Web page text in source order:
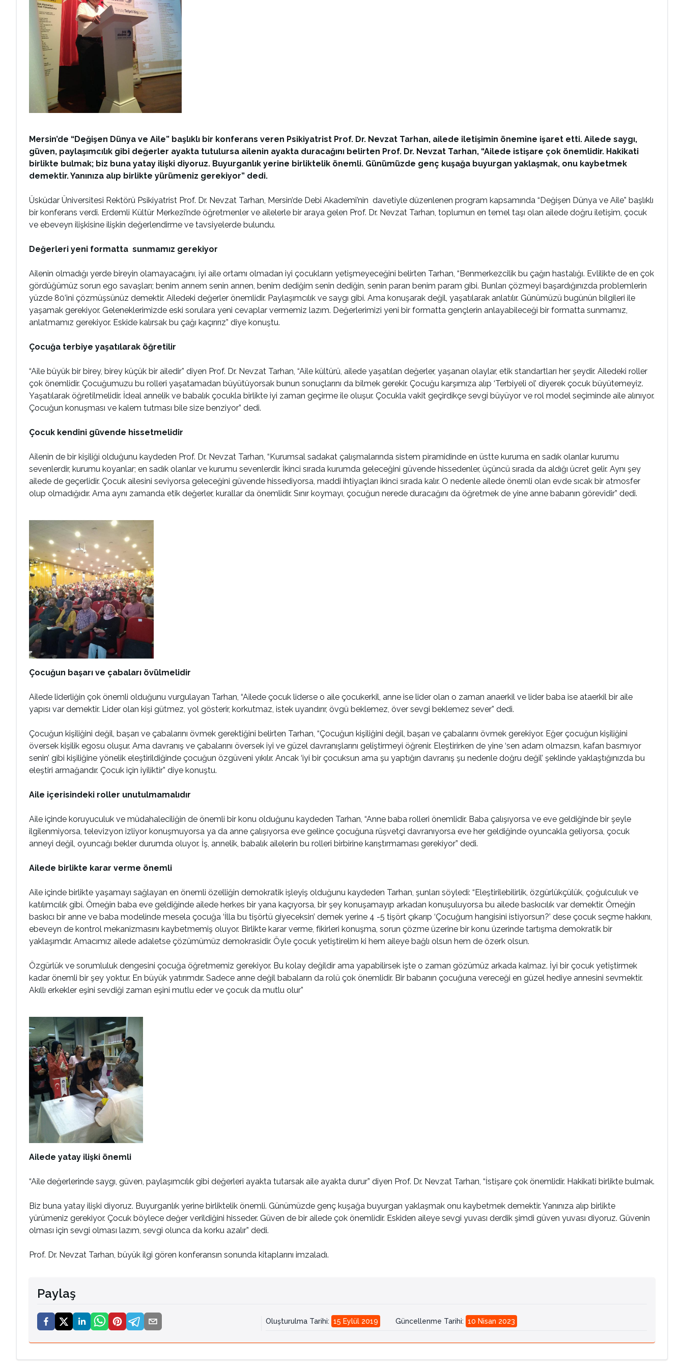
Mersin’de “Değişen Dünya ve Aile” başlıklı bir konferans veren Psikiyatrist Prof. Dr. Nevzat Tarhan, ailede iletişimin önemine işaret etti. Ailede saygı,
güven, paylaşımcılık gibi değerler ayakta tutulursa ailenin ayakta duracağını belirten Prof. Dr. Nevzat Tarhan, “Ailede istişare çok önemlidir. Hakikati
birlikte bulmak; biz buna yatay ilişki diyoruz. Buyurganlık yerine birliktelik önemli. Günümüzde genç kuşağa buyurgan yaklaşmak, onu kaybetmek
demektir. Yanınıza alıp birlikte yürümeniz gerekiyor” dedi.
Üsküdar Üniversitesi Rektörü Psikiyatrist Prof. Dr. Nevzat Tarhan, Mersin’de Debi Akademi’nin davetiyle düzenlenen program kapsamında “Değişen Dünya ve Aile” başlıklı
bir konferans verdi. Erdemli Kültür Merkezi’nde öğretmenler ve ailelerle bir araya gelen Prof. Dr. Nevzat Tarhan, toplumun en temel taşı olan ailede doğru iletişim, çocuk
ve ebeveyn ilişkisine ilişkin değerlendirme ve tavsiyelerde bulundu.
Değerleri yeni formatta sunmamız gerekiyor
Ailenin olmadığı yerde bireyin olamayacağını, iyi aile ortamı olmadan iyi çocukların yetişmeyeceğini belirten Tarhan, “Benmerkezcilik bu çağın hastalığı. Evlilikte de en çok
gördüğümüz sorun ego savaşları; benim annem senin annen, benim dediğim senin dediğin, senin paran benim param gibi. Bunları çözmeyi başardığınızda problemlerin
yüzde 80’ini çözmüşsünüz demektir. Ailedeki değerler önemlidir. Paylaşımcılık ve saygı gibi. Ama konuşarak değil, yaşatılarak anlatılır. Günümüzü bugünün bilgileri ile
yaşamak gerekiyor. Geleneklerimizde eski sorulara yeni cevaplar vermemiz lazım. Değerlerimizi yeni bir formatta gençlerin anlayabileceği bir formatta sunmamız,
anlatmamız gerekiyor. Eskide kalırsak bu çağı kaçırırız” diye konuştu.
Çocuğa terbiye yaşatılarak öğretilir
“Aile büyük bir birey, birey küçük bir ailedir” diyen Prof. Dr. Nevzat Tarhan, “Aile kültürü, ailede yaşatılan değerler, yaşanan olaylar, etik standartları her şeydir. Ailedeki roller
çok önemlidir. Çocuğumuzu bu rolleri yaşatamadan büyütüyorsak bunun sonuçlarını da bilmek gerekir. Çocuğu karşımıza alıp ‘Terbiyeli ol’ diyerek çocuk büyütemeyiz.
Yaşatılarak öğretilmelidir. İdeal annelik ve babalık çocukla birlikte iyi zaman geçirme ile oluşur. Çocukla vakit geçirdikçe sevgi büyüyor ve rol model seçiminde aile alınıyor.
Çocuğun konuşması ve kalem tutması bile size benziyor” dedi.
Çocuk kendini güvende hissetmelidir
Ailenin de bir kişiliği olduğunu kaydeden Prof. Dr. Nevzat Tarhan, “Kurumsal sadakat çalışmalarında sistem piramidinde en üstte kuruma en sadık olanlar kurumu
sevenlerdir, kurumu koyanlar; en sadık olanlar ve kurumu sevenlerdir. İkinci sırada kurumda geleceğini güvende hissedenler, üçüncü sırada da aldığı ücret gelir. Aynı şey
ailede de geçerlidir. Çocuk ailesini seviyorsa geleceğini güvende hissediyorsa, maddi ihtiyaçları ikinci sırada kalır. O nedenle ailede önemli olan evde sıcak bir atmosfer
olup olmadığıdır. Ama aynı zamanda etik değerler, kurallar da önemlidir. Sınır koymayı, çocuğun nerede duracağını da öğretmek de yine anne babanın görevidir” dedi.
Çocuğun başarı ve çabaları övülmelidir
Ailede liderliğin çok önemli olduğunu vurgulayan Tarhan, “Ailede çocuk liderse o aile çocukerkil, anne ise lider olan o zaman anaerkil ve lider baba ise ataerkil bir aile
yapısı var demektir. Lider olan kişi gütmez, yol gösterir, korkutmaz, istek uyandırır, övgü beklemez, över sevgi beklemez sever” dedi.
Çocuğun kişiliğini değil, başarı ve çabalarını övmek gerektiğini belirten Tarhan, “Çocuğun kişiliğini değil, başarı ve çabalarını övmek gerekiyor. Eğer çocuğun kişiliğini
översek kişilik egosu oluşur. Ama davranış ve çabalarını översek iyi ve güzel davranışlarını geliştirmeyi öğrenir. Eleştirirken de yine ‘sen adam olmazsın, kafan basmıyor
senin’ gibi kişiliğine yönelik eleştirildiğinde çocuğun özgüveni yıkılır. Ancak ‘iyi bir çocuksun ama şu yaptığın davranış şu nedenle doğru değil’ şeklinde yaklaştığınızda bu
eleştiri armağandır. Çocuk için iyiliktir” diye konuştu.
Aile içerisindeki roller unutulmamalıdır
Aile içinde koruyuculuk ve müdahaleciliğin de önemli bir konu olduğunu kaydeden Tarhan, “Anne baba rolleri önemlidir. Baba çalışıyorsa ve eve geldiğinde bir şeyle
ilgilenmiyorsa, televizyon izliyor konuşmuyorsa ya da anne çalışıyorsa eve gelince çocuğuna rüşvetçi davranıyorsa eve her geldiğinde oyuncakla geliyorsa, çocuk
anneyi değil, oyuncağı bekler durumda oluyor. İş, annelik, babalık ailelerin bu rolleri birbirine karıştırmaması gerekiyor” dedi.
Ailede birlikte karar verme önemli
Aile içinde birlikte yaşamayı sağlayan en önemli özelliğin demokratik işleyiş olduğunu kaydeden Tarhan, şunları söyledi: “Eleştirilebilirlik, özgürlükçülük, çoğulculuk ve
katılımcılık gibi. Örneğin baba eve geldiğinde ailede herkes bir yana kaçıyorsa, bir şey konuşamayıp arkadan konuşuluyorsa bu ailede baskıcılık var demektir. Örneğin
baskıcı bir anne ve baba modelinde mesela çocuğa ‘İlla bu tişörtü giyeceksin’ demek yerine 4 -5 tişört çıkarıp ‘Çocuğum hangisini istiyorsun?’ dese çocuk seçme hakkını,
ebeveyn de kontrol mekanizmasını kaybetmemiş oluyor. Birlikte karar verme, fikirleri konuşma, sorun çözme üzerine bir konu üzerinde tartışma demokratik bir
yaklaşımdır. Amacımız ailede adaletse çözümümüz demokrasidir. Öyle çocuk yetiştirelim ki hem aileye bağlı olsun hem de özerk olsun.
Özgürlük ve sorumluluk dengesini çocuğa öğretmemiz gerekiyor. Bu kolay değildir ama yapabilirsek işte o zaman gözümüz arkada kalmaz. İyi bir çocuk yetiştirmek
kadar önemli bir şey yoktur. En büyük yatırımdır. Sadece anne değil babaların da rolü çok önemlidir. Bir babanın çocuğuna vereceği en güzel hediye annesini sevmektir.
Akıllı erkekler eşini sevdiği zaman eşini mutlu eder ve çocuk da mutlu olur”
Ailede yatay ilişki önemli
“Aile değerlerinde saygı, güven, paylaşımcılık gibi değerleri ayakta tutarsak aile ayakta durur” diyen Prof. Dr. Nevzat Tarhan, “İstişare çok önemlidir. Hakikati birlikte bulmak.
Biz buna yatay ilişki diyoruz. Buyurganlık yerine birliktelik önemli. Günümüzde genç kuşağa buyurgan yaklaşmak onu kaybetmek demektir. Yanınıza alıp birlikte
yürümeniz gerekiyor. Çocuk böylece değer verildiğini hisseder. Güven de bir ailede çok önemlidir. Eskiden aileye sevgi yuvası derdik şimdi güven yuvası diyoruz. Güvenin
olması için sevgi olması lazım, sevgi olunca da korku azalır” dedi.
Prof. Dr. Nevzat Tarhan, büyük ilgi gören konferansın sonunda kitaplarını imzaladı.
Paylaş
Oluşturulma Tarihi: 15 Eylül 2019 Güncellenme Tarihi: 10 Nisan 2023